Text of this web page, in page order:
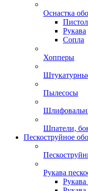
Оснастка
Рукава
Сопла
Хопперы
Пылесосы
Шпатели,
Пескоструйное
Рукава